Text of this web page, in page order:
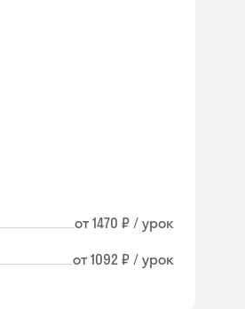
от 1470 ₽ / урок
от 1092 ₽ / урок